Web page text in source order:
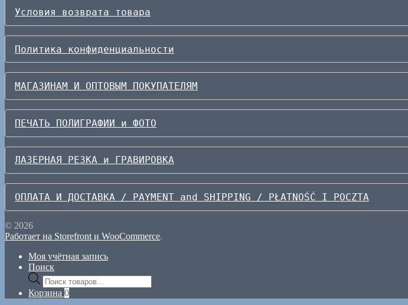
Условия возврата товара
Политика конфиденциальности
МАГАЗИНАМ И ОПТОВЫМ ПОКУПАТЕЛЯМ
ПЕЧАТЬ ПОЛИГРАФИИ и ФОТО
ЛАЗЕРНАЯ РЕЗКА и ГРАВИРОВКА
ОПЛАТА И ДОСТАВКА / PAYMENT and SHIPPING / PŁATNOŚĆ I POCZTA
© 2026
Работает на Storefront и WooCommerce.
Моя учётная запись
Поиск
Поиск
товаров
Корзина 0